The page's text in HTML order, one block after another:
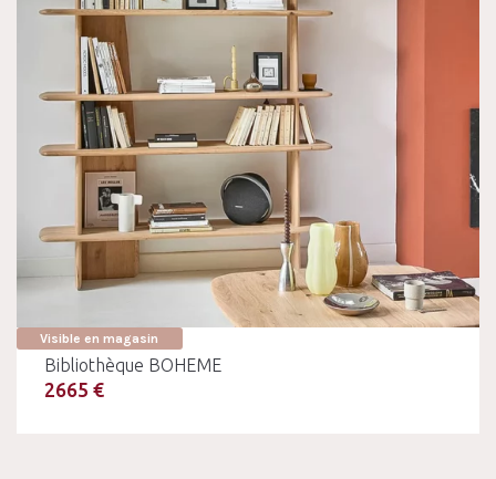
Visible en magasin
Bibliothèque BOHEME
2665 €